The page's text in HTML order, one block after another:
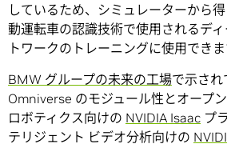
しているため、シミュレーターから
動運転車の認識技術で使用されるデ
トワークのトレーニングに使用できま
BMW グループの未来の工場で示され
Omniverse のモジュール性とオープン
ロボティクス向けの NVIDIA Isaac プ
テリジェント ビデオ分析向けの